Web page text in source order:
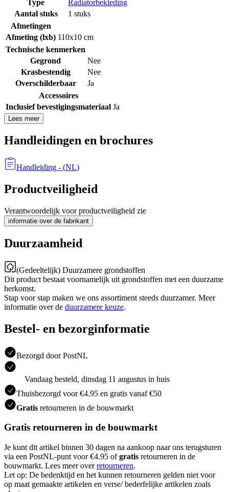
Type
Radiatorbekleding
Aantal stuks
1 stuks
Afmetingen
Afmeting (lxb) 110x10 cm
Technische kenmerken
Gegrond
Nee
Krasbestendig
Nee
Overschilderbaar
Ja
Accessoires
Inclusief bevestigingsmateriaal Ja
Lees meer
Handleidingen en brochures
Handleiding - (NL)
Productveiligheid
Verantwoordelijk voor productveiligheid zie
informatie over de fabrikant
Duurzaamheid
(Gedeeltelijk) Duurzamere grondstoffen
Dit product bestaat voornamelijk uit grondstoffen met een duurzame
herkomst.
Stap voor stap maken we ons assortiment steeds duurzamer. Meer
informatie over de duurzamere keuze.
Bestel- en bezorginformatie
Bezorgd door PostNL
Vandaag besteld, dinsdag 11 augustus in huis
Thuisbezorgd voor €4.95 en gratis vanaf €50
Gratis retourneren in de bouwmarkt
Gratis retourneren in de bouwmarkt
Je kunt dit artikel binnen 30 dagen na aankoop naar ons terugsturen
via een PostNL-punt voor €4.95 ofgratis retourneren in de
bouwmarkt. Lees meer overretourneren.
Let op: De bedenktijd en het kunnen retourneren gelden niet voor
op maat gemaakte artikelen en verse/ bederfelijke artikelen zoals